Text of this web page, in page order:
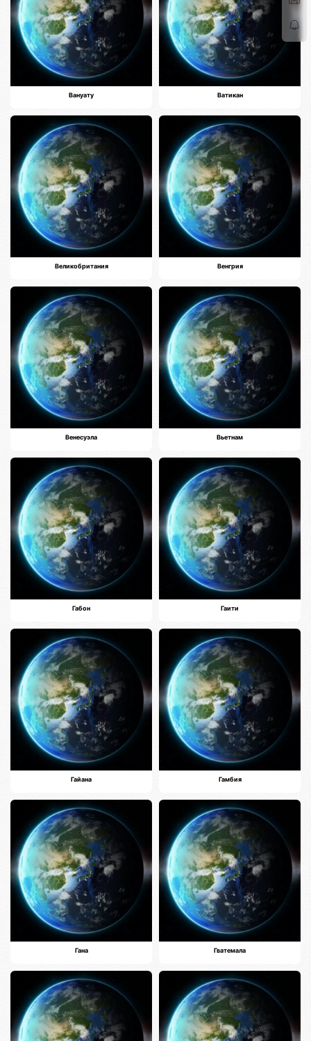
Вануату Ватикан
Великобритания Венгрия
Венесуэла Вьетнам
Габон Гаити
Гайана Гамбия
Гана Гватемала